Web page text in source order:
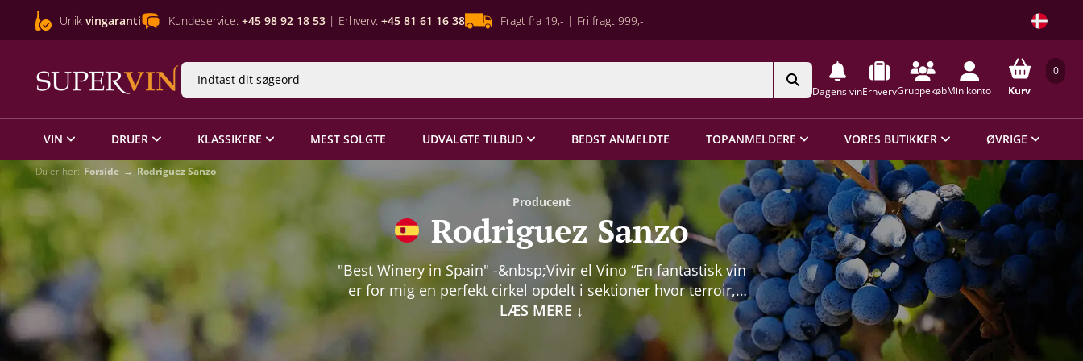
Unik vingaranti Kundeservice: +45 98 92 18 53 | Erhverv: +45 81 61 16 38 Fragt fra 19,- | Fri fragt 999,-
Dagens vinErhvervGruppekøbMin konto
0
Kurv
VIN DRUER KLASSIKERE MEST SOLGTE UDVALGTE TILBUD BEDST ANMELDTE TOPANMELDERE VORES BUTIKKER ØVRIGE
Du er her: Forside Rodriguez Sanzo
Producent
Rodriguez Sanzo
"Best Winery in Spain" -&nbsp;Vivir el Vino “En fantastisk vin
er for mig en perfekt cirkel opdelt i sektioner hvor terroir,
druetypen, klimaet og vinmageren tilsammen smeder det
endelige resultat.” – Javier Rodriguez Som en af Spaniens
største rødvine er Tempranillo-flagskibet El Teso fra 140 år
LÆS MERE ↓